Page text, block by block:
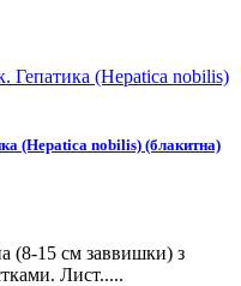
(Hepatica nobilis) (блакитна)
(8-15 см заввишки) з
Лист.....